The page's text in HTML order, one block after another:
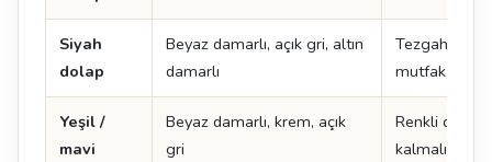
Siyah
dolap
Beyaz damarlı, açık gri, altın
damarlı
Tezgah açık
mutfak daha
Yeşil /
mavi
Beyaz damarlı, krem, açık
gri
Renkli
kalmalı